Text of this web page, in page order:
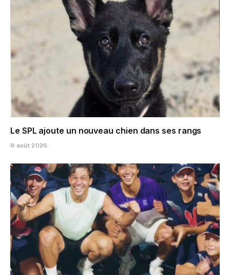
Le SPL ajoute un nouveau chien dans ses rangs
9 août 2026